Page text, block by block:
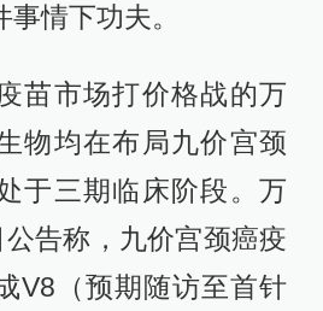
情下功夫。
苗市场打价格战的万
物均在布局九价宫颈
于三期临床阶段。万
告称，九价宫颈癌疫
V8（预期随访至首针